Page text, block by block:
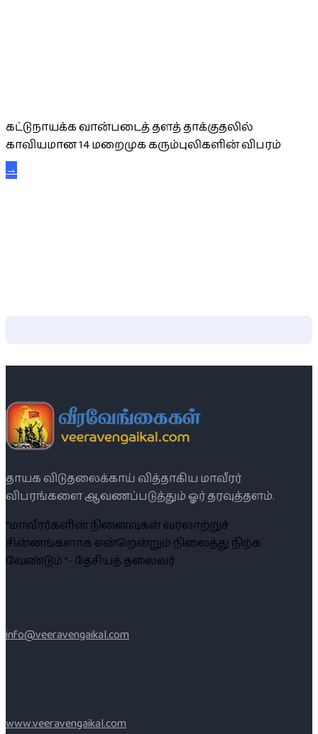
கட்டுநாயக்க வான்படைத் தளத் தாக்குதலில்
காவியமான 14 மறைமுக கரும்புலிகளின் விபரம்
→
தாயக விடுதலைக்காய் வித்தாகிய மாவீரர்
விபரங்களை ஆவணப்படுத்தும் ஓர் தரவுத்தளம்.
“மாவீரர்களின் நினைவுகள் வரலாற்றுச்
சின்னங்களாக என்றென்றும் நிலைத்து நிற்க
வேண்டும் ”- தேசியத் தலைவர்
info@veeravengaikal.com
www.veeravengaikal.com